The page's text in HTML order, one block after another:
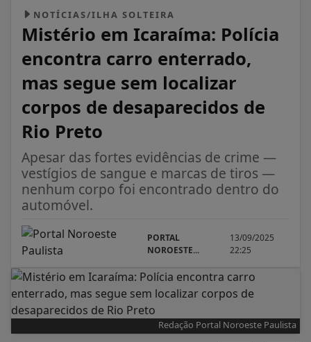
NOTÍCIAS/ILHA SOLTEIRA
Mistério em Icaraíma: Polícia
encontra carro enterrado,
mas segue sem localizar
corpos de desaparecidos de
Rio Preto
Apesar das fortes evidências de crime —
vestígios de sangue e marcas de tiros —
nenhum corpo foi encontrado dentro do
automóvel.
PORTAL
NOROESTE...
13/09/2025
22:25
Redação Portal Noroeste Paulista